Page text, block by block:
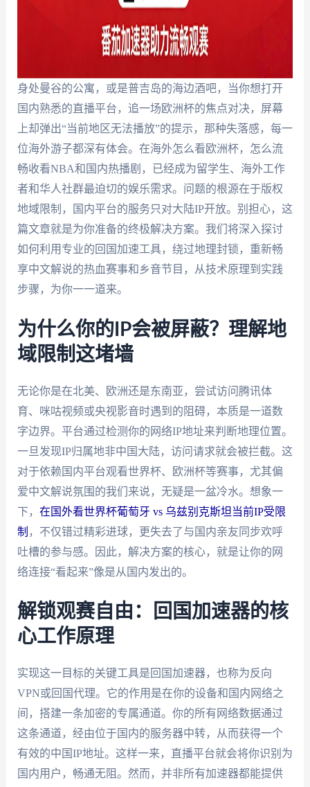
身处曼谷的公寓，或是普吉岛的海边酒吧，当你想打开
国内熟悉的直播平台，追一场欧洲杯的焦点对决，屏幕
上却弹出“当前地区无法播放”的提示，那种失落感，每一
位海外游子都深有体会。在海外怎么看欧洲杯，怎么流
畅收看NBA和国内热播剧，已经成为留学生、海外工作
者和华人社群最迫切的娱乐需求。问题的根源在于版权
地域限制，国内平台的服务只对大陆IP开放。别担心，这
篇文章就是为你准备的终极解决方案。我们将深入探讨
如何利用专业的回国加速工具，绕过地理封锁，重新畅
享中文解说的热血赛事和乡音节目，从技术原理到实践
步骤，为你一一道来。
为什么你的IP会被屏蔽？理解地
域限制这堵墙
无论你是在北美、欧洲还是东南亚，尝试访问腾讯体
育、咪咕视频或央视影音时遇到的阻碍，本质是一道数
字边界。平台通过检测你的网络IP地址来判断地理位置。
一旦发现IP归属地非中国大陆，访问请求就会被拦截。这
对于依赖国内平台观看世界杯、欧洲杯等赛事，尤其偏
爱中文解说氛围的我们来说，无疑是一盆冷水。想象一
下， 在国外看世界杯葡萄牙 vs 乌兹别克斯坦当前IP受限
制 ，不仅错过精彩进球，更失去了与国内亲友同步欢呼
吐槽的参与感。因此，解决方案的核心，就是让你的网
络连接“看起来”像是从国内发出的。
解锁观赛自由：回国加速器的核
心工作原理
实现这一目标的关键工具是回国加速器，也称为反向
VPN或回国代理。它的作用是在你的设备和国内网络之
间，搭建一条加密的专属通道。你的所有网络数据通过
这条通道，经由位于国内的服务器中转，从而获得一个
有效的中国IP地址。这样一来，直播平台就会将你识别为
国内用户，畅通无阻。然而，并非所有加速器都能提供